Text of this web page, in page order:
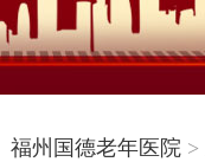
福州国德老年医院 >